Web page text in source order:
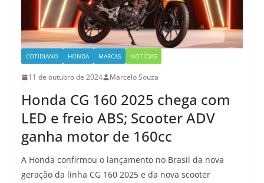
COTIDIANO HONDA MARCAS NOTÍCIAS
11 de outubro de 2024 Marcelo Souza
Honda CG 160 2025 chega com
LED e freio ABS; Scooter ADV
ganha motor de 160cc
A Honda confirmou o lançamento no Brasil da nova
geração da linha CG 160 2025 e da nova scooter